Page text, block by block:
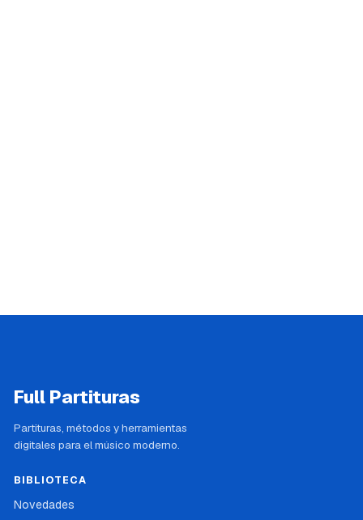
Full Partituras
Partituras, métodos y herramientas
digitales para el músico moderno.
BIBLIOTECA
Novedades